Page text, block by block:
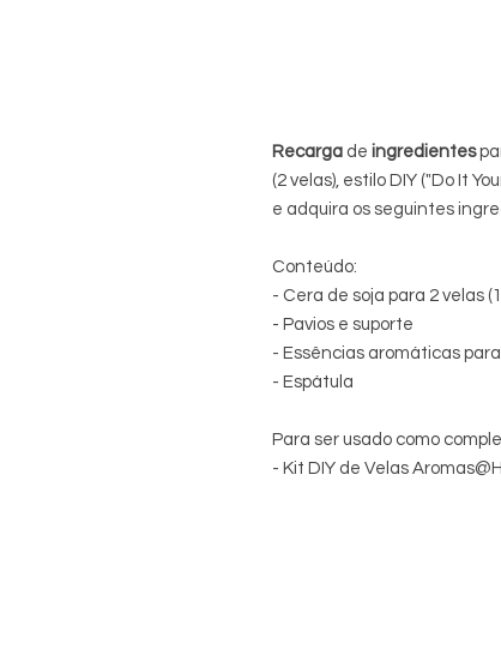
Recarga de ingredientes
(2 velas), estilo DIY ("Do It
e adquira os seguintes
Conteúdo:
- Cera de soja para 2 velas
- Pavios e suporte
- Essências aromáticas para
- Espátula
Para ser usado como
- Kit DIY de Velas